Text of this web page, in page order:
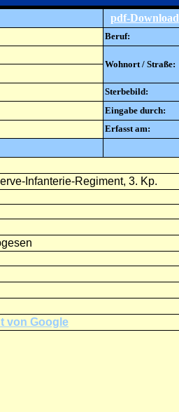
pdf-Download
Beruf:
Wohnort / Straße:
Sterbebild:
Eingabe durch:
Erfasst am:
Infanterie-Regiment, 3. Kp.
von Google